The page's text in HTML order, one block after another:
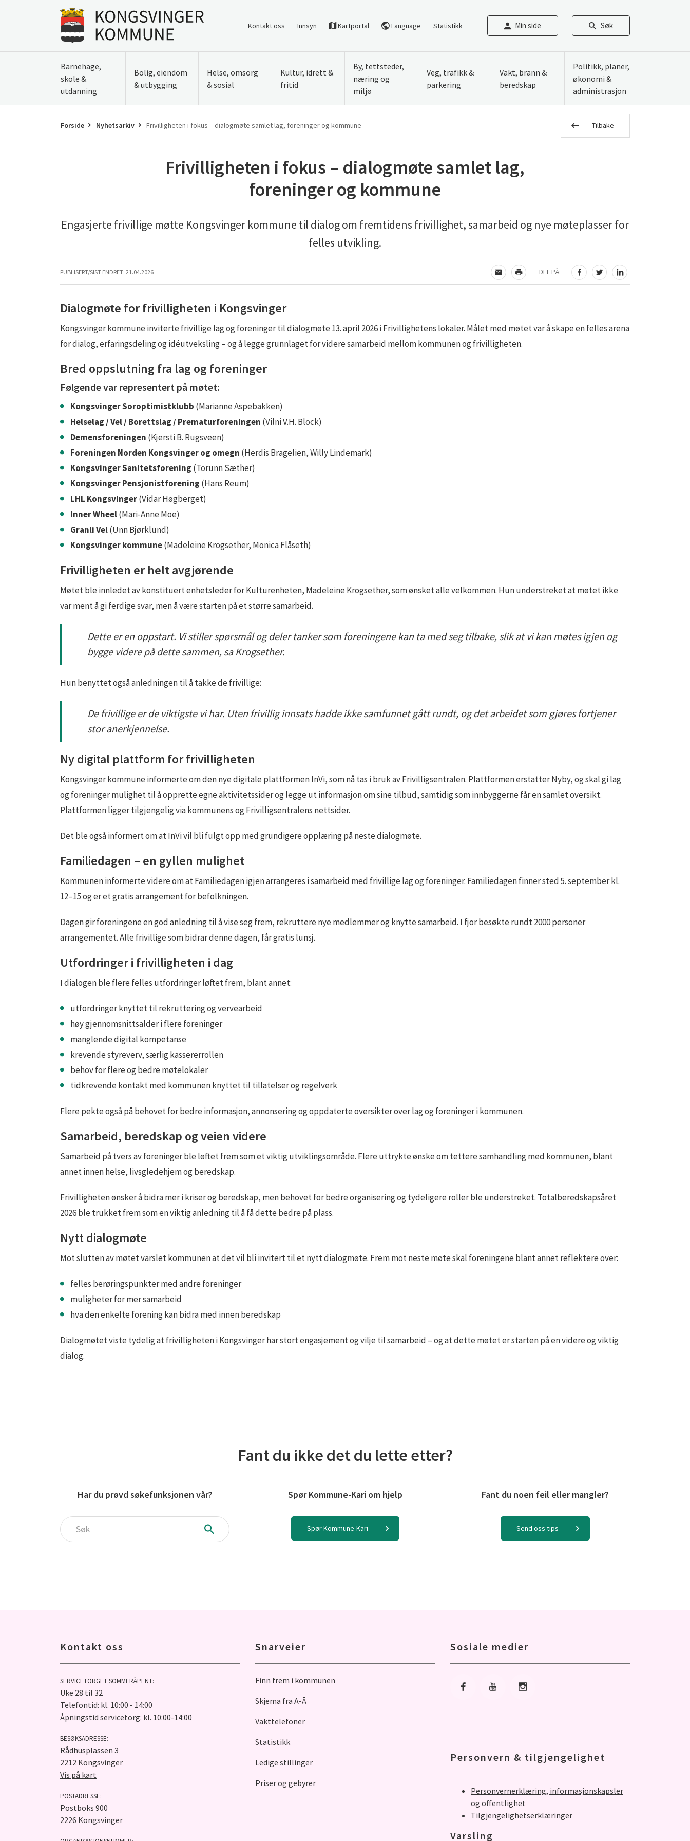
Gå til forsiden
Kontakt oss Innsyn Kartportal Language Statistikk Min side Søk
Barnehage,
skole &
utdanning
Bolig, eiendom
& utbygging
Helse, omsorg
& sosial
Kultur, idrett &
fritid
By, tettsteder,
næring og
miljø
Veg, trafikk &
parkering
Vakt, brann &
beredskap
Politikk, planer,
økonomi &
administrasjon
Forside Nyhetsarkiv Frivilligheten i fokus – dialogmøte samlet lag, foreninger og kommune Tilbake
Frivilligheten i fokus – dialogmøte samlet lag,
foreninger og kommune
Engasjerte frivillige møtte Kongsvinger kommune til dialog om fremtidens frivillighet, samarbeid og nye møteplasser for
felles utvikling.
PUBLISERT/SIST ENDRET: 21.04.2026
TIPS EN VENN
SKRIV UT
DEL PÅ:
DEL PÅ FACEBOOK
DEL PÅ TWITTER
DEL PÅ LINKEDIN
Dialogmøte for frivilligheten i Kongsvinger
Kongsvinger kommune inviterte frivillige lag og foreninger til dialogmøte 13. april 2026 i Frivillighetens lokaler. Målet med møtet var å skape en felles arena
for dialog, erfaringsdeling og idéutveksling – og å legge grunnlaget for videre samarbeid mellom kommunen og frivilligheten.
Bred oppslutning fra lag og foreninger
Følgende var representert på møtet:
Kongsvinger Soroptimistklubb (Marianne Aspebakken)
Helselag / Vel / Borettslag / Prematurforeningen (Vilni V.H. Block)
Demensforeningen (Kjersti B. Rugsveen)
Foreningen Norden Kongsvinger og omegn (Herdis Bragelien, Willy Lindemark)
Kongsvinger Sanitetsforening (Torunn Sæther)
Kongsvinger Pensjonistforening (Hans Reum)
LHL Kongsvinger(Vidar Høgberget)
Inner Wheel(Mari‑Anne Moe)
Granli Vel(Unn Bjørklund)
Kongsvinger kommune(Madeleine Krogsether, Monica Flåseth)
Frivilligheten er helt avgjørende
Møtet ble innledet av konstituert enhetsleder for Kulturenheten, Madeleine Krogsether, som ønsket alle velkommen. Hun understreket at møtet ikke
var ment å gi ferdige svar, men å være starten på et større samarbeid.
Dette er en oppstart. Vi stiller spørsmål og deler tanker som foreningene kan ta med seg tilbake, slik at vi kan møtes igjen og
bygge videre på dette sammen, sa Krogsether.
Hun benyttet også anledningen til å takke de frivillige:
De frivillige er de viktigste vi har. Uten frivillig innsats hadde ikke samfunnet gått rundt, og det arbeidet som gjøres fortjener
stor anerkjennelse.
Ny digital plattform for frivilligheten
Kongsvinger kommune informerte om den nye digitale plattformen InVi, som nå tas i bruk av Frivilligsentralen. Plattformen erstatter Nyby, og skal gi lag
og foreninger mulighet til å opprette egne aktivitetssider og legge ut informasjon om sine tilbud, samtidig som innbyggerne får en samlet oversikt.
Plattformen ligger tilgjengelig via kommunens og Frivilligsentralens nettsider.
Det ble også informert om at InVi vil bli fulgt opp med grundigere opplæring på neste dialogmøte.
Familiedagen – en gyllen mulighet
Kommunen informerte videre om at Familiedagen igjen arrangeres i samarbeid med frivillige lag og foreninger. Familiedagen finner sted 5. september kl.
12–15 og er et gratis arrangement for befolkningen.
Dagen gir foreningene en god anledning til å vise seg frem, rekruttere nye medlemmer og knytte samarbeid. I fjor besøkte rundt 2000 personer
arrangementet. Alle frivillige som bidrar denne dagen, får gratis lunsj.
Utfordringer i frivilligheten i dag
I dialogen ble flere felles utfordringer løftet frem, blant annet:
utfordringer knyttet til rekruttering og vervearbeid
høy gjennomsnittsalder i flere foreninger
manglende digital kompetanse
krevende styreverv, særlig kassererrollen
behov for flere og bedre møtelokaler
tidkrevende kontakt med kommunen knyttet til tillatelser og regelverk
Flere pekte også på behovet for bedre informasjon, annonsering og oppdaterte oversikter over lag og foreninger i kommunen.
Samarbeid, beredskap og veien videre
Samarbeid på tvers av foreninger ble løftet frem som et viktig utviklingsområde. Flere uttrykte ønske om tettere samhandling med kommunen, blant
annet innen helse, livsgledehjem og beredskap.
Frivilligheten ønsker å bidra mer i kriser og beredskap, men behovet for bedre organisering og tydeligere roller ble understreket. Totalberedskapsåret
2026 ble trukket frem som en viktig anledning til å få dette bedre på plass.
Nytt dialogmøte
Mot slutten av møtet varslet kommunen at det vil bli invitert til et nytt dialogmøte. Frem mot neste møte skal foreningene blant annet reflektere over:
felles berøringspunkter med andre foreninger
muligheter for mer samarbeid
hva den enkelte forening kan bidra med innen beredskap
Dialogmøtet viste tydelig at frivilligheten i Kongsvinger har stort engasjement og vilje til samarbeid – og at dette møtet er starten på en videre og viktig
dialog.
Fant du ikke det du lette etter?
Har du prøvd søkefunksjonen vår?
Søk
Spør Kommune-Kari om hjelp
Spør Kommune-Kari
Fant du noen feil eller mangler?
Send oss tips
Kontakt oss
SERVICETORGET SOMMERÅPENT:
Uke 28 til 32
Telefontid: kl. 10:00 - 14:00
Åpningstid servicetorg: kl. 10:00-14:00
BESØKSADRESSE:
Rådhusplassen 3
2212 Kongsvinger
Vis på kart
POSTADRESSE:
Postboks 900
2226 Kongsvinger
Snarveier
Finn frem i kommunen
Skjema fra A-Å
Vakttelefoner
Statistikk
Ledige stillinger
Priser og gebyrer
Sosiale medier
Gå til Facebook
Gå til YoutubeGå til Instagram
Personvern & tilgjengelighet
Personvernerklæring, informasjonskapsler
og offentlighet
Tilgjengelighetserklæringer
Varsling